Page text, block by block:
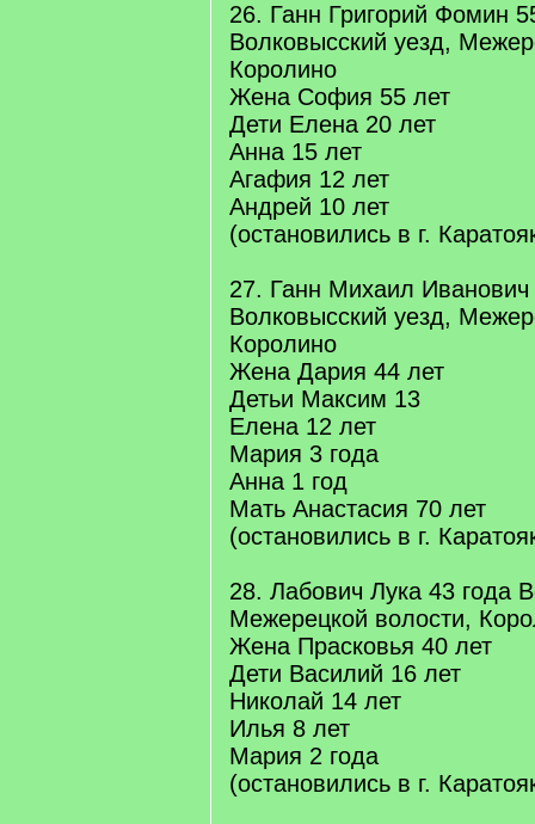
26. Ганн Григорий Фомин
Волковысский уезд,
Королино
Жена София 55 лет
Дети Елена 20 лет
Анна 15 лет
Агафия 12 лет
Андрей 10 лет
(остановились в г.
27. Ганн Михаил Иванович
Волковысский уезд,
Королино
Жена Дария 44 лет
Детьи Максим 13
Елена 12 лет
Мария 3 года
Анна 1 год
Мать Анастасия 70 лет
(остановились в г.
28. Лабович Лука 43 года
Межерецкой волости,
Жена Прасковья 40 лет
Дети Василий 16 лет
Николай 14 лет
Илья 8 лет
Мария 2 года
(остановились в г.